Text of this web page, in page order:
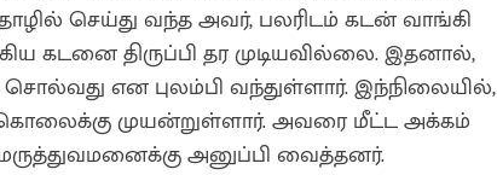
செய்து வந்த அவர், பலரிடம் கடன் வாங்கி
கடனை திருப்பி தர முடியவில்லை. இதனால்,
என புலம்பி வந்துள்ளார். இந்நிலையில்,
முயன்றுள்ளார். அவரை மீட்ட அக்கம்
அனுப்பி வைத்தனர்.